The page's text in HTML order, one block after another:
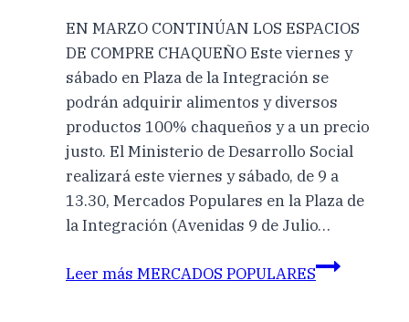
EN MARZO CONTINÚAN LOS ESPACIOS
DE COMPRE CHAQUEÑO Este viernes y
sábado en Plaza de la Integración se
podrán adquirir alimentos y diversos
productos 100% chaqueños y a un precio
justo. El Ministerio de Desarrollo Social
realizará este viernes y sábado, de 9 a
13.30, Mercados Populares en la Plaza de
la Integración (Avenidas 9 de Julio…
Leer más MERCADOS POPULARES